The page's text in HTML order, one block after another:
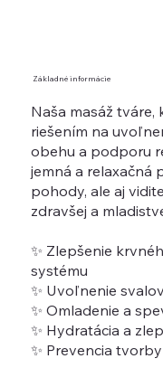
Naša masáž tváre,
riešením na
obehu a podporu
jemná a relaxačná
pohody, ale aj
zdravšej a
✨ Zlepšenie
systému
✨ Uvoľnenie
✨ Omladenie a
✨ Hydratácia a
✨ Prevencia
Základné informácie